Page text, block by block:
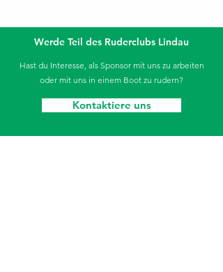
Werde Teil des Ruderclubs Lindau
Hast du Interesse, als Sponsor mit uns zu arbeiten
oder mit uns in einem Boot zu rudern?
Kontaktiere uns